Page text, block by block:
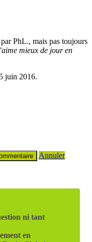
PhL., mais pas toujours
mieux de jour en
juin 2016.
Annuler
ni tant
en